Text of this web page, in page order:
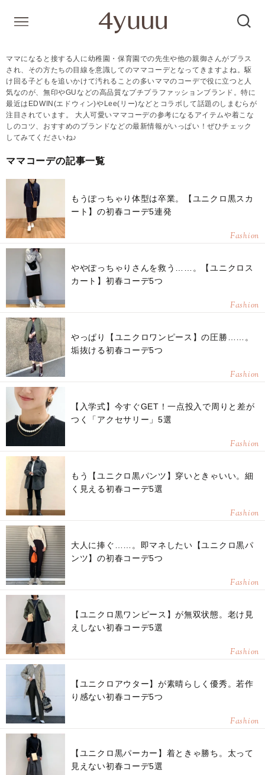
ママになると接する人に幼稚園・保育園での先生や他の親御さんがプラス
され、その方たちの目線を意識してのママコーデとなってきますよね。駆
け回る子どもを追いかけて汚れることの多いママのコーデで役に立つと人
気なのが、無印やGUなどの高品質なプチプラファッションブランド。特に
最近はEDWIN(エドウィン)やLee(リー)などとコラボして話題のしまむらが
注目されています。 大人可愛いママコーデの参考になるアイテムや着こな
しのコツ、おすすめのブランドなどの最新情報がいっぱい！ぜひチェック
してみてくださいね♪
ママコーデの記事一覧
もうぽっちゃり体型は卒業。【ユニクロ黒スカ
ート】の初春コーデ5連発
Fashion
ややぽっちゃりさんを救う……。【ユニクロス
カート】初春コーデ5つ
Fashion
やっぱり【ユニクロワンピース】の圧勝……。
垢抜ける初春コーデ5つ
Fashion
【入学式】今すぐGET！一点投入で周りと差が
つく「アクセサリー」5選
Fashion
もう【ユニクロ黒パンツ】穿いときゃいい。細
く見える初春コーデ5選
Fashion
大人に捧ぐ……。即マネしたい【ユニクロ黒パ
ンツ】の初春コーデ5つ
Fashion
【ユニクロ黒ワンピース】が無双状態。老け見
えしない初春コーデ5選
Fashion
【ユニクロアウター】が素晴らしく優秀。若作
り感ない初春コーデ5つ
Fashion
【ユニクロ黒パーカー】着ときゃ勝ち。太って
見えない初春コーデ5選